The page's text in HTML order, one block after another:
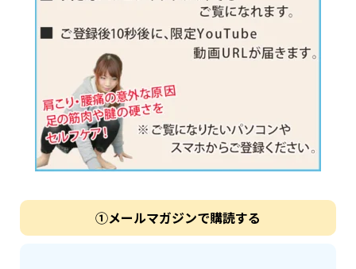
①メールマガジンで購読する